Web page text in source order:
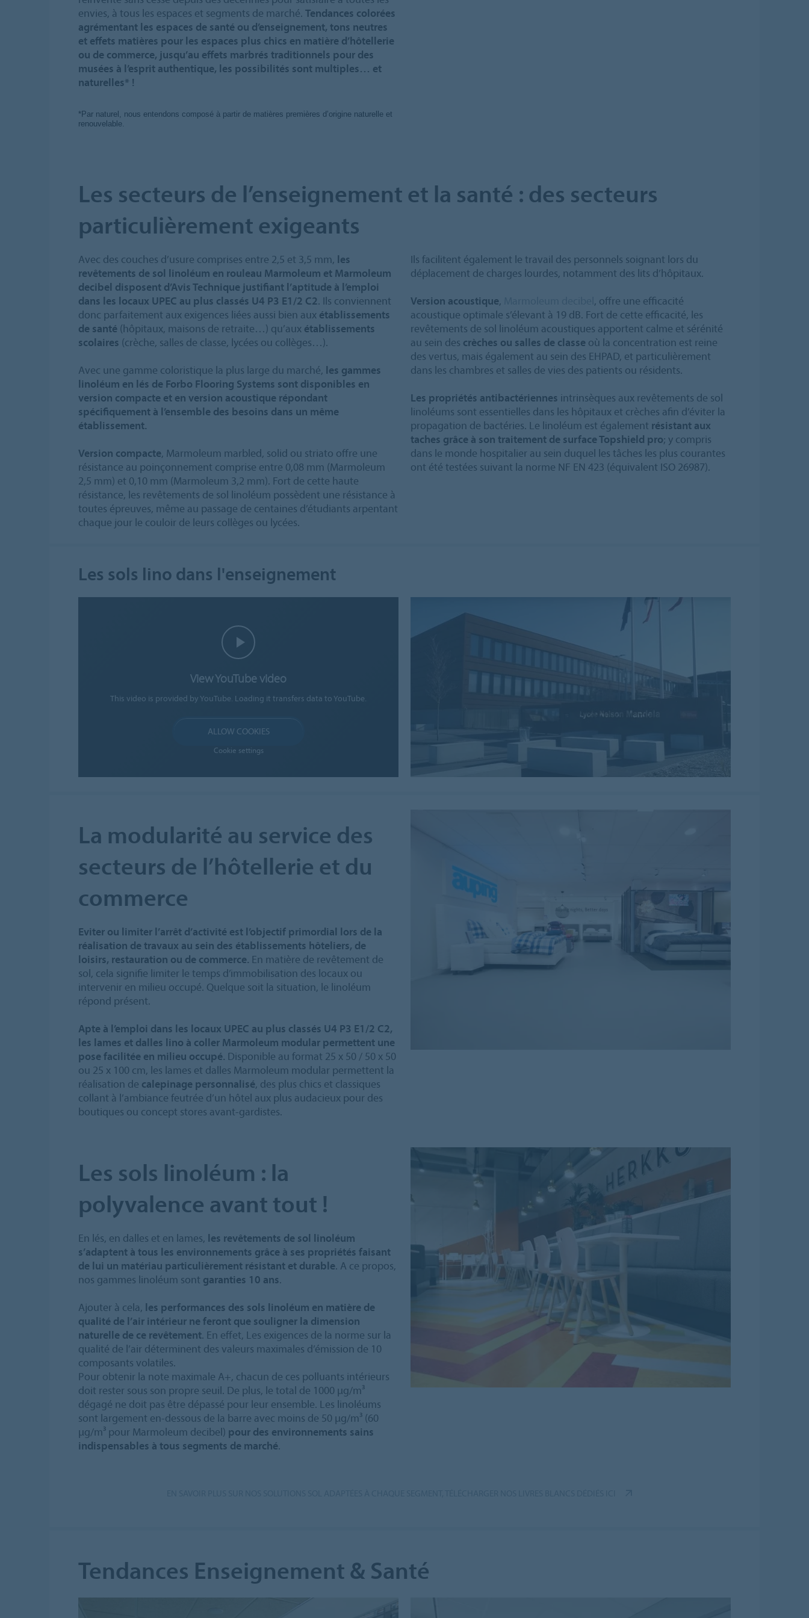
envies, à tous les espaces et segments de marché. Tendances colorées
agrémentant les espaces de santé ou d’enseignement, tons neutres
et effets matières pour les espaces plus chics en matière d’hôtellerie
ou de commerce, jusqu’au effets marbrés traditionnels pour des
musées à l’esprit authentique, les possibilités sont multiples… et
naturelles* !
*Par naturel, nous entendons composé à partir de matières premières d’origine naturelle et
renouvelable.
Les secteurs de l’enseignement et la santé : des secteurs
particulièrement exigeants
Avec des couches d’usure comprises entre 2,5 et 3,5 mm, les
revêtements de sol linoléum en rouleau Marmoleum et Marmoleum
decibel disposent d’Avis Technique justifiant l’aptitude à l’emploi
dans les locaux UPEC au plus classés U4 P3 E1/2 C2. Ils conviennent
donc parfaitement aux exigences liées aussi bien aux établissements
de santé (hôpitaux, maisons de retraite…) qu’aux établissements
scolaires (crèche, salles de classe, lycées ou collèges…).
Avec une gamme coloristique la plus large du marché, les gammes
linoléum en lés de Forbo Flooring Systems sont disponibles en
version compacte et en version acoustique répondant
spécifiquement à l’ensemble des besoins dans un même
établissement.
Version compacte, Marmoleum marbled, solid ou striato offre une
résistance au poinçonnement comprise entre 0,08 mm (Marmoleum
2,5 mm) et 0,10 mm (Marmoleum 3,2 mm). Fort de cette haute
résistance, les revêtements de sol linoléum possèdent une résistance à
toutes épreuves, même au passage de centaines d’étudiants arpentant
chaque jour le couloir de leurs collèges ou lycées.
Ils facilitent également le travail des personnels soignant lors du
déplacement de charges lourdes, notamment des lits d’hôpitaux.
Version acoustique,
, offre une efficacité
acoustique optimale s’élevant à 19 dB. Fort de cette efficacité, les
revêtements de sol linoléum acoustiques apportent calme et sérénité
au sein des crèches ou salles de classe où la concentration est reine
des vertus, mais également au sein des EHPAD, et particulièrement
dans les chambres et salles de vies des patients ou résidents.
Les propriétés antibactériennes intrinsèques aux revêtements de sol
linoléums sont essentielles dans les hôpitaux et crèches afin d’éviter la
propagation de bactéries. Le linoléum est également résistant aux
taches grâce à son traitement de surface Topshield pro; y compris
dans le monde hospitalier au sein duquel les tâches les plus courantes
ont été testées suivant la norme NF EN 423 (équivalent ISO 26987).
Les sols lino dans l'enseignement
View YouTube video
This video is provided by YouTube. Loading it transfers data to YouTube.
ALLOW COOKIES
Cookie settings
La modularité au service des
secteurs de l’hôtellerie et du
commerce
Eviter ou limiter l’arrêt d’activité est l’objectif primordial lors de la
réalisation de travaux au sein des établissements hôteliers, de
loisirs, restauration ou de commerce. En matière de revêtement de
sol, cela signifie limiter le temps d’immobilisation des locaux ou
intervenir en milieu occupé. Quelque soit la situation, le linoléum
répond présent.
Apte à l’emploi dans les locaux UPEC au plus classés U4 P3 E1/2 C2,
les lames et dalles lino à coller Marmoleum modular permettent une
pose facilitée en milieu occupé. Disponible au format 25 x 50 / 50 x 50
ou 25 x 100 cm, les lames et dalles Marmoleum modular permettent la
réalisation de calepinage personnalisé, des plus chics et classiques
collant à l’ambiance feutrée d’un hôtel aux plus audacieux pour des
boutiques ou concept stores avant-gardistes.
Les sols linoléum : la
polyvalence avant tout !
En lés, en dalles et en lames, les revêtements de sol linoléum
s’adaptent à tous les environnements grâce à ses propriétés faisant
de lui un matériau particulièrement résistant et durable. A ce propos,
nos gammes linoléum sont garanties 10 ans.
Ajouter à cela, les performances des sols linoléum en matière de
qualité de l’air intérieur ne feront que souligner la dimension
naturelle de ce revêtement. En effet, Les exigences de la norme sur la
qualité de l’air déterminent des valeurs maximales d’émission de 10
composants volatiles.
Pour obtenir la note maximale A+, chacun de ces polluants intérieurs
doit rester sous son propre seuil. De plus, le total de 1000 µg/m³
dégagé ne doit pas être dépassé pour leur ensemble. Les linoléums
sont largement en-dessous de la barre avec moins de 50 µg/m³ (60
µg/m³ pour Marmoleum decibel) pour des environnements sains
indispensables à tous segments de marché.
Tendances Enseignement & Santé